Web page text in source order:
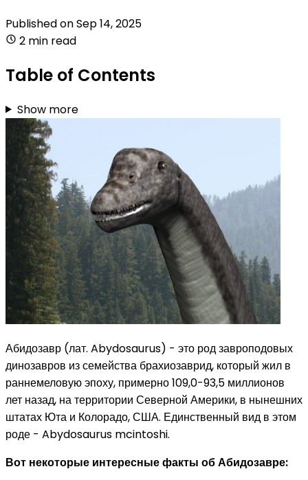
Published onSep 14, 2025
2 min read
Table of Contents
Show more
Абидозавр (лат. Abydosaurus) - это род завроподовых
динозавров из семейства брахиозаврид, который жил в
раннемеловую эпоху, примерно 109,0-93,5 миллионов
лет назад, на территории Северной Америки, в нынешних
штатах Юта и Колорадо, США. Единственный вид в этом
роде - Abydosaurus mcintoshi.
Вот некоторые интересные факты об Абидозавре: